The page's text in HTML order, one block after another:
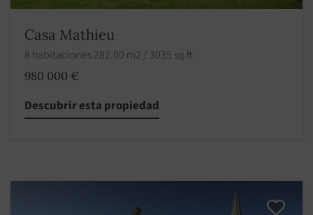
Casa Mathieu
8 habitaciones 282.00 m2 / 3035 sq ft
980 000 €
Descubrir esta propiedad